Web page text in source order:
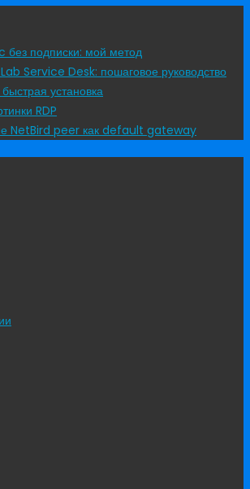
без подписки: мой метод
Service Desk: пошаговое руководство
установка
RDP
NetBird peer как default gateway